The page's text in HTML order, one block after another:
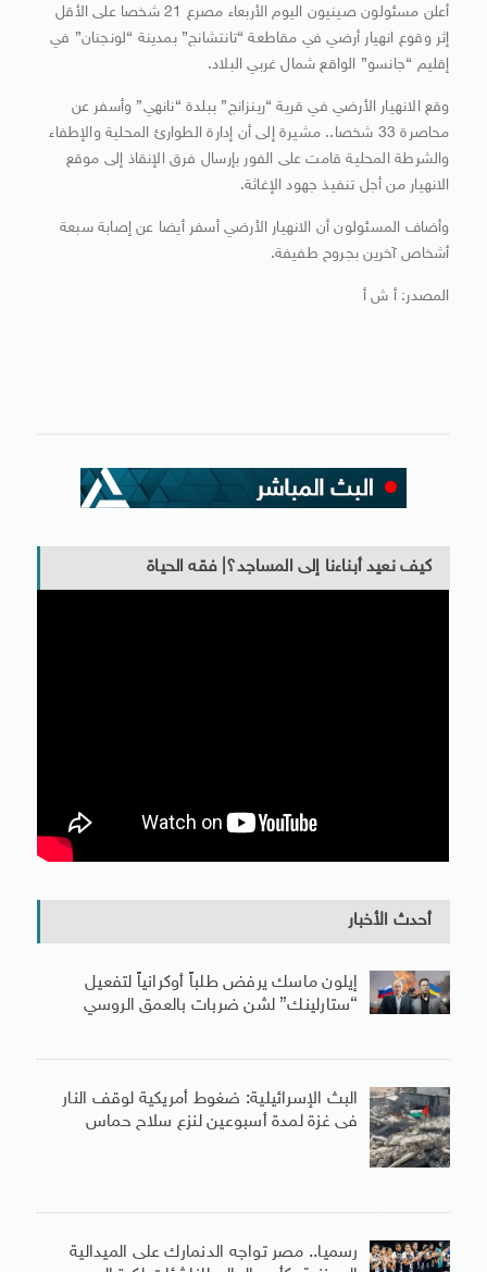
أعلن مسئولون صينيون اليوم الأربعاء مصرع 21 شخصا على الأقل
إثر وقوع انهيار أرضي في مقاطعة “تانتشانج” بمدينة “لونجنان” في
إقليم “جانسو” الواقع شمال غربي البلاد.
وقع الانهيار الأرضي في قرية “رينزانج” ببلدة “نانهي” وأسفر عن
محاصرة 33 شخصا.. مشيرة إلى أن إدارة الطوارئ المحلية والإطفاء
والشرطة المحلية قامت على الفور بإرسال فرق الإنقاذ إلى موقع
الانهيار من أجل تنفيذ جهود الإغاثة.
وأضاف المسئولون أن الانهيار الأرضي أسفر أيضا عن إصابة سبعة
أشخاص آخرين بجروح طفيفة.
المصدر: أ ش أ
كيف نعيد أبناءنا إلى المساجد؟| فقه الحياة
أحدث الأخبار
إيلون ماسك يرفض طلباً أوكرانياً لتفعيل
“ستارلينك” لشن ضربات بالعمق الروسي
البث الإسرائيلية: ضغوط أمريكية لوقف النار
فى غزة لمدة أسبوعين لنزع سلاح حماس
رسميا.. مصر تواجه الدنمارك على الميدالية